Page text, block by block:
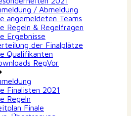
/ Abmeldung
angemeldeten Teams
Regeln & Regelfragen
Ergebnisse
der Finalplätze
Qualifikanten
RegVor
Finalisten 2021
Regeln
Finale